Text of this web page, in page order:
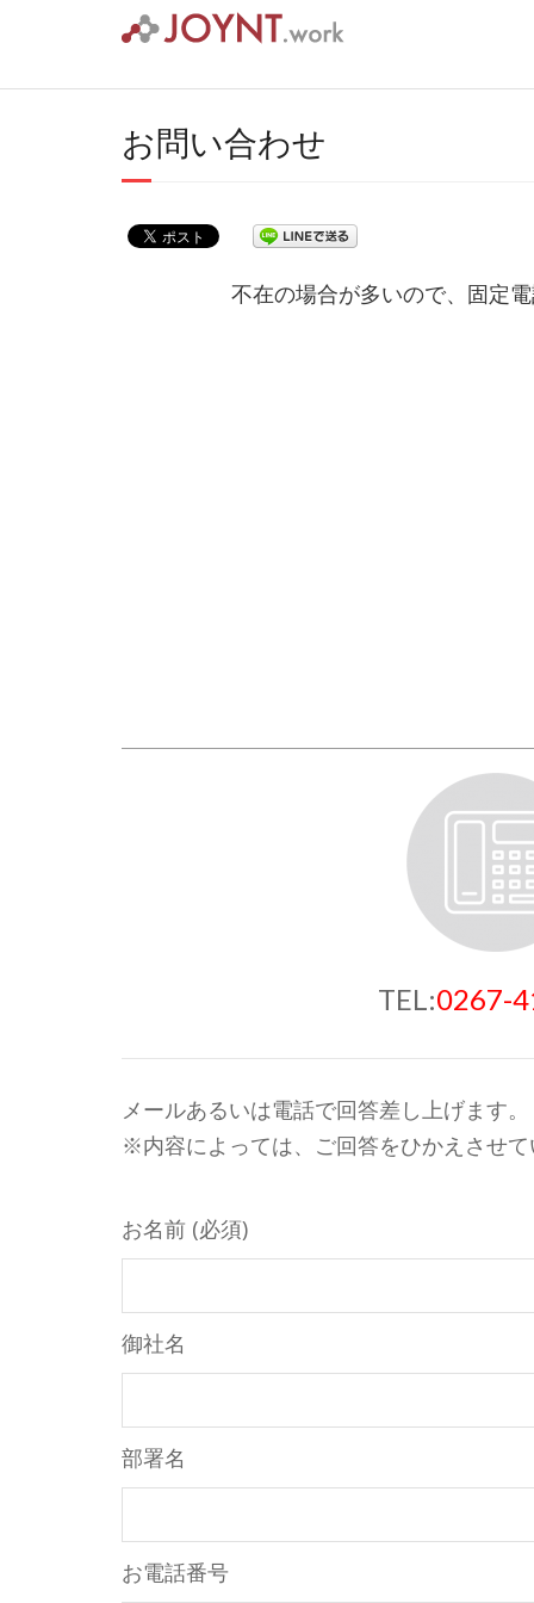
お問い合わせ
不在の場合が多いので、固定
TEL:0267-
メールあるいは電話で回答差し上げます。
※内容によっては、ご回答をひかえさせ
お名前 (必須)
御社名
部署名
お電話番号